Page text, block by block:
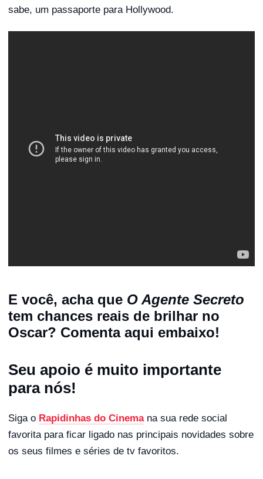
sabe, um passaporte para Hollywood.
E você, acha que O Agente Secreto
tem chances reais de brilhar no
Oscar? Comenta aqui embaixo!
Seu apoio é muito importante
para nós!
Siga o Rapidinhas do Cinemana sua rede social
favorita para ficar ligado nas principais novidades sobre
os seus filmes e séries de tv favoritos.